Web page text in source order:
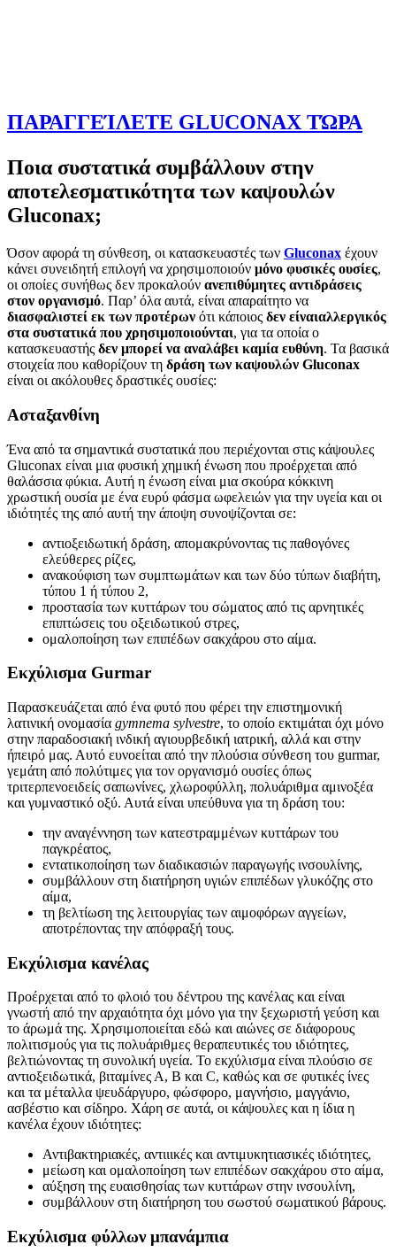
ΠΑΡΑΓΓΕΊΛΕΤΕ GLUCONAX ΤΏΡΑ
Ποια συστατικά συμβάλλουν στην
αποτελεσματικότητα των καψουλών
Gluconax;
Όσον αφορά τη σύνθεση, οι κατασκευαστές των Gluconax έχουν
κάνει συνειδητή επιλογή να χρησιμοποιούν μόνο φυσικές ουσίες,
οι οποίες συνήθως δεν προκαλούν ανεπιθύμητες αντιδράσεις
στον οργανισμό. Παρ’ όλα αυτά, είναι απαραίτητο να
διασφαλιστεί εκ των προτέρων ότι κάποιος δεν είναιαλλεργικός
στα συστατικά που χρησιμοποιούνται, για τα οποία ο
κατασκευαστής δεν μπορεί να αναλάβει καμία ευθύνη. Τα βασικά
στοιχεία που καθορίζουν τη δράση των καψουλών Gluconax
είναι οι ακόλουθες δραστικές ουσίες:
Ασταξανθίνη
Ένα από τα σημαντικά συστατικά που περιέχονται στις κάψουλες
Gluconax είναι μια φυσική χημική ένωση που προέρχεται από
θαλάσσια φύκια. Αυτή η ένωση είναι μια σκούρα κόκκινη
χρωστική ουσία με ένα ευρύ φάσμα ωφελειών για την υγεία και οι
ιδιότητές της από αυτή την άποψη συνοψίζονται σε:
αντιοξειδωτική δράση, απομακρύνοντας τις παθογόνες
ελεύθερες ρίζες,
ανακούφιση των συμπτωμάτων και των δύο τύπων διαβήτη,
τύπου 1 ή τύπου 2,
προστασία των κυττάρων του σώματος από τις αρνητικές
επιπτώσεις του οξειδωτικού στρες,
ομαλοποίηση των επιπέδων σακχάρου στο αίμα.
Εκχύλισμα Gurmar
Παρασκευάζεται από ένα φυτό που φέρει την επιστημονική
λατινική ονομασία gymnema sylvestre, το οποίο εκτιμάται όχι μόνο
στην παραδοσιακή ινδική αγιουρβεδική ιατρική, αλλά και στην
ήπειρό μας. Αυτό ευνοείται από την πλούσια σύνθεση του gurmar,
γεμάτη από πολύτιμες για τον οργανισμό ουσίες όπως
τριτερπενοειδείς σαπωνίνες, χλωροφύλλη, πολυάριθμα αμινοξέα
και γυμναστικό οξύ. Αυτά είναι υπεύθυνα για τη δράση του:
την αναγέννηση των κατεστραμμένων κυττάρων του
παγκρέατος,
εντατικοποίηση των διαδικασιών παραγωγής ινσουλίνης,
συμβάλλουν στη διατήρηση υγιών επιπέδων γλυκόζης στο
αίμα,
τη βελτίωση της λειτουργίας των αιμοφόρων αγγείων,
αποτρέποντας την απόφραξή τους.
Εκχύλισμα κανέλας
Προέρχεται από το φλοιό του δέντρου της κανέλας και είναι
γνωστή από την αρχαιότητα όχι μόνο για την ξεχωριστή γεύση και
το άρωμά της. Χρησιμοποιείται εδώ και αιώνες σε διάφορους
πολιτισμούς για τις πολυάριθμες θεραπευτικές του ιδιότητες,
βελτιώνοντας τη συνολική υγεία. Το εκχύλισμα είναι πλούσιο σε
αντιοξειδωτικά, βιταμίνες Α, Β και C, καθώς και σε φυτικές ίνες
και τα μέταλλα ψευδάργυρο, φώσφορο, μαγνήσιο, μαγγάνιο,
ασβέστιο και σίδηρο. Χάρη σε αυτά, οι κάψουλες και η ίδια η
κανέλα έχουν ιδιότητες:
Αντιβακτηριακές, αντιιικές και αντιμυκητιασικές ιδιότητες,
μείωση και ομαλοποίηση των επιπέδων σακχάρου στο αίμα,
αύξηση της ευαισθησίας των κυττάρων στην ινσουλίνη,
συμβάλλουν στη διατήρηση του σωστού σωματικού βάρους.
Εκχύλισμα φύλλων μπανάμπια